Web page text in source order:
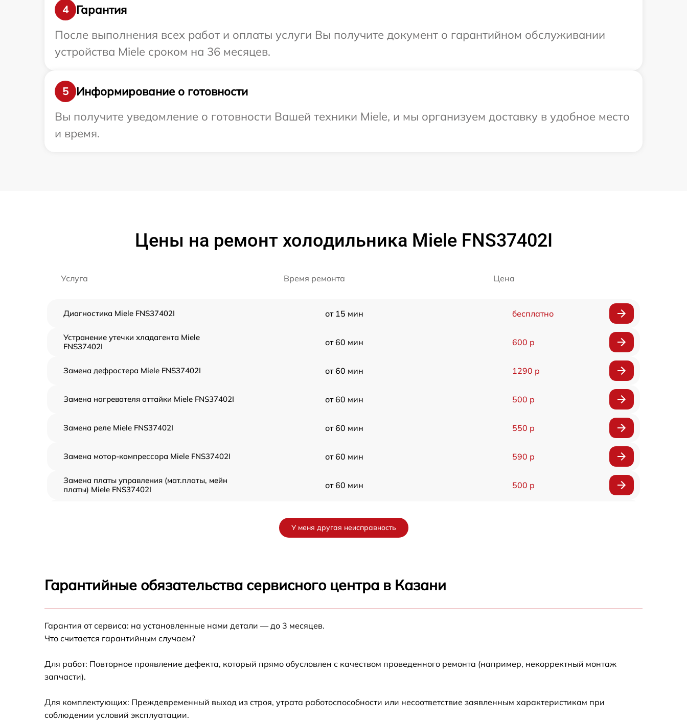
4
Гарантия
После выполнения всех работ и оплаты услуги Вы получите документ о гарантийном обслуживании
устройства Miele сроком на 36 месяцев.
5
Информирование о готовности
Вы получите уведомление о готовности Вашей техники Miele, и мы организуем доставку в удобное место
и время.
Цены на ремонт холодильника Miele FNS37402I
Услуга Время ремонта Цена
Диагностика Miele FNS37402I от 15 мин бесплатно
Устранение утечки хладагента Miele
FNS37402I
от 60 мин 600 р
Замена дефростера Miele FNS37402I от 60 мин 1290 р
Замена нагревателя оттайки Miele FNS37402I от 60 мин 500 р
Замена реле Miele FNS37402I от 60 мин 550 р
Замена мотор-компрессора Miele FNS37402I от 60 мин 590 р
Замена платы управления (мат.платы, мейн
платы) Miele FNS37402I
от 60 мин 500 р
Замена электросхемы Miele FNS37402I
Устранение засора трубопровода Miele
Ремонт датчика морозильного отделения
Miele FNS37402I
У меня другая неисправность
Гарантийные обязательства сервисного центра в Казани
Гарантия от сервиса: на установленные нами детали — до 3 месяцев.
Что считается гарантийным случаем?
Для работ: Повторное проявление дефекта, который прямо обусловлен с качеством проведенного ремонта (например, некорректный монтаж
запчасти).
Для комплектующих: Преждевременный выход из строя, утрата работоспособности или несоответствие заявленным характеристикам при
соблюдении условий эксплуатации.